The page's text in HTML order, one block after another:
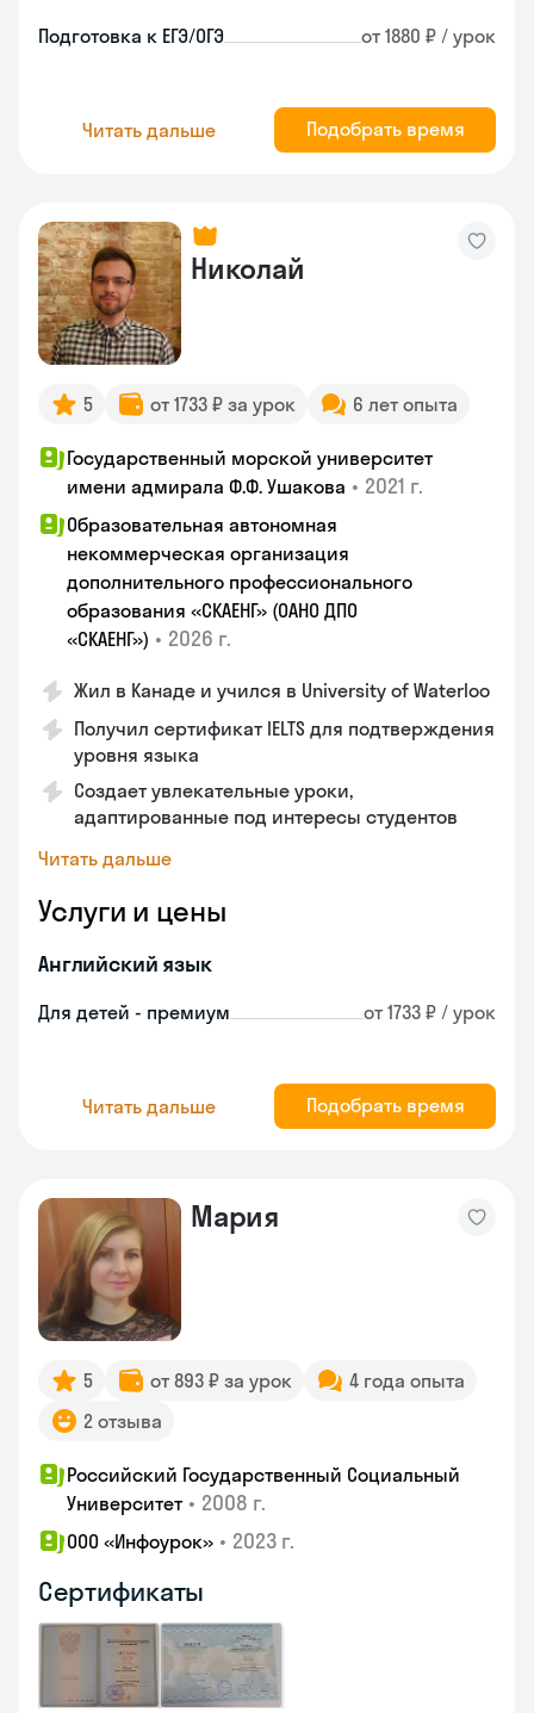
Подготовка к ЕГЭ/ОГЭ от 1880 ₽ / урок
Читать дальше Подобрать время
Николай
5 от 1733 ₽ за урок 6 лет опыта
Государственный морской университет
имени адмирала Ф.Ф. Ушакова • 2021 г.
Образовательная автономная
некоммерческая организация
дополнительного профессионального
образования «СКАЕНГ» (ОАНО ДПО
«СКАЕНГ») • 2026 г.
Жил в Канаде и учился в University of Waterloo
Получил сертификат IELTS для подтверждения
уровня языка
Создает увлекательные уроки,
адаптированные под интересы студентов
Читать дальше
Услуги и цены
Английский язык
Для детей - премиум от 1733 ₽ / урок
Читать дальше Подобрать время
Мария
5 от 893 ₽ за урок
4 года опыта
2 отзыва
Российский Государственный Социальный
Университет • 2008 г.
ООО «Инфоурок» • 2023 г.
Сертификаты